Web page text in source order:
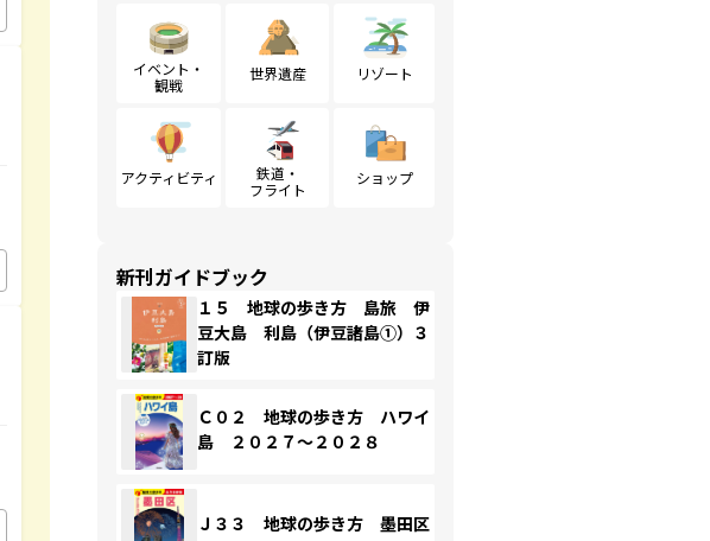
イベント・
観戦
世界遺産 リゾート
アクティビティ
鉄道・
フライト
ショップ
新刊ガイドブック
１５ 地球の歩き方 島旅 伊
豆大島 利島（伊豆諸島①）３
訂版
Ｃ０２ 地球の歩き方 ハワイ
島 ２０２７～２０２８
Ｊ３３ 地球の歩き方 墨田区